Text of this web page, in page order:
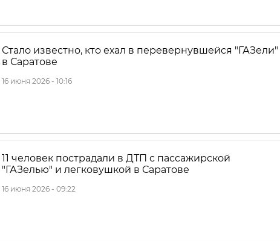
Стало известно, кто ехал в перевернувшейся "ГАЗели"
в Саратове
16 июня 2026 - 10:16
11 человек пострадали в ДТП с пассажирской
"ГАЗелью" и легковушкой в Саратове
16 июня 2026 - 09:22